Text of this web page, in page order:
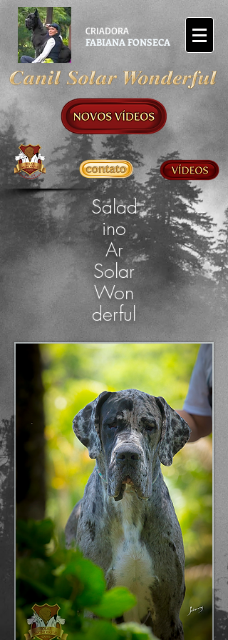
CRIADORA
FABIANA FONSECA
Salad
ino
Ar
Solar
Won
derful